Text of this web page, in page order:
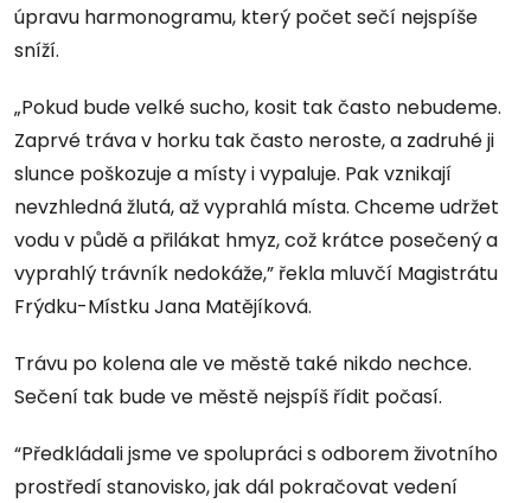
úpravu harmonogramu, který počet sečí nejspíše
sníží.
„Pokud bude velké sucho, kosit tak často nebudeme.
Zaprvé tráva v horku tak často neroste, a zadruhé ji
slunce poškozuje a místy i vypaluje. Pak vznikají
nevzhledná žlutá, až vyprahlá místa. Chceme udržet
vodu v půdě a přilákat hmyz, což krátce posečený a
vyprahlý trávník nedokáže,” řekla mluvčí Magistrátu
Frýdku-Místku Jana Matějíková.
Trávu po kolena ale ve městě také nikdo nechce.
Sečení tak bude ve městě nejspíš řídit počasí.
“Předkládali jsme ve spolupráci s odborem životního
prostředí stanovisko, jak dál pokračovat vedení